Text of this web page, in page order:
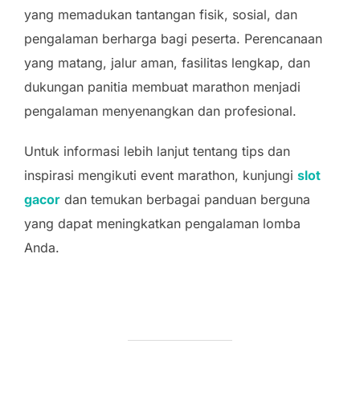
yang memadukan tantangan fisik, sosial, dan
pengalaman berharga bagi peserta. Perencanaan
yang matang, jalur aman, fasilitas lengkap, dan
dukungan panitia membuat marathon menjadi
pengalaman menyenangkan dan profesional.
Untuk informasi lebih lanjut tentang tips dan
inspirasi mengikuti event marathon, kunjungi slot
gacor dan temukan berbagai panduan berguna
yang dapat meningkatkan pengalaman lomba
Anda.